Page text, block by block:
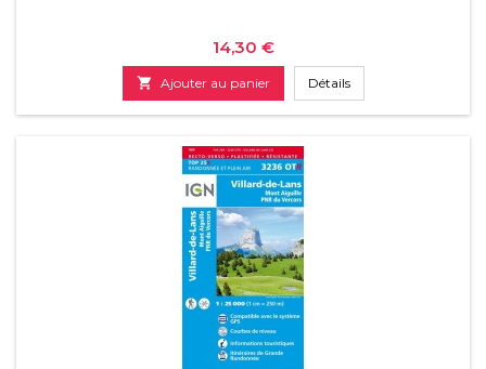
Prix
14,30 €
 Ajouter au panier Détails